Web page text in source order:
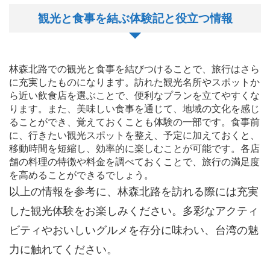
観光と食事を結ぶ体験記と役立つ情報
林森北路での観光と食事を結びつけることで、旅行はさら
に充実したものになります。訪れた観光名所やスポットか
ら近い飲食店を選ぶことで、便利なプランを立てやすくな
ります。また、美味しい食事を通じて、地域の文化を感じ
ることができ、覚えておくことも体験の一部です。食事前
に、行きたい観光スポットを整え、予定に加えておくと、
移動時間を短縮し、効率的に楽しむことが可能です。各店
舗の料理の特徴や料金を調べておくことで、旅行の満足度
を高めることができるでしょう。
以上の情報を参考に、林森北路を訪れる際には充実
した観光体験をお楽しみください。多彩なアクティ
ビティやおいしいグルメを存分に味わい、台湾の魅
力に触れてください。